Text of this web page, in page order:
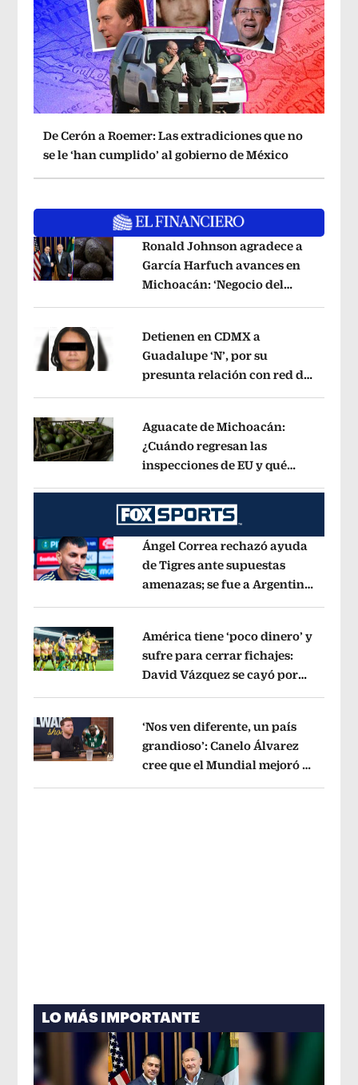
De Cerón a Roemer: Las extradiciones que no
se le ‘han cumplido’ al gobierno de México
Opens in new window
Ronald Johnson agradece a
García Harfuch avances en
Michoacán: ‘Negocio del
Opens in new window
Detienen en CDMX a
Guadalupe ‘N’, por su
presunta relación con red de
Opens in new window
Aguacate de Michoacán:
¿Cuándo regresan las
inspecciones de EU y qué
Opens in new window
Ángel Correa rechazó ayuda
de Tigres ante supuestas
amenazas; se fue a Argentina
Opens in new window
América tiene ‘poco dinero’ y
sufre para cerrar fichajes:
David Vázquez se cayó por
Opens in new window
‘Nos ven diferente, un país
grandioso’: Canelo Álvarez
cree que el Mundial mejoró la
LO MÁS IMPORTANTE